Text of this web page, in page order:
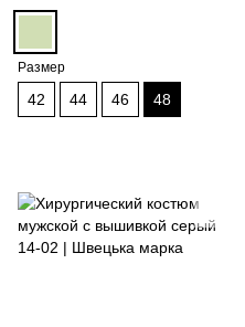
Размер
42 44 46 48